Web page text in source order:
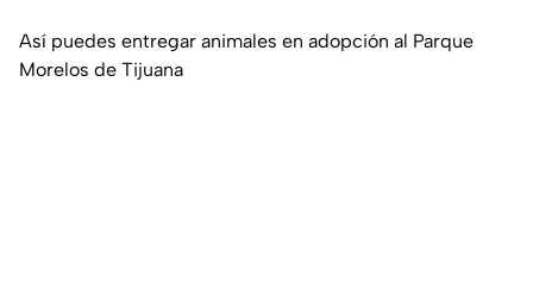
Así puedes entregar animales en adopción al Parque
Morelos de Tijuana